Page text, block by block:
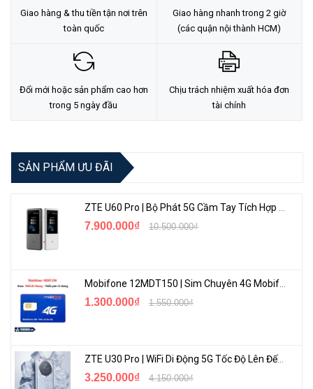
Thiết Kế Tinh Tế:
Với thiết kế hiện đại và tinh tế, công tắc
một công cụ điều khiển, nó còn là một phần của thiết kế thẩm
Dễ Dàng Sử Dụng:Với giao diện đơn giản và thân thiện với
về công nghệ.
Công tắc Aqara thông minh bản chữ nhật là một thiết bị không thể
thiếu trong hệ thống smarthome của bạn. Thay thế các công tắc
truyền thống trong nhà bạn để tạo nên hệ thống đèn chiếu sáng
dùng điều khiển đèn từ xa ngay trên điện thoại của mình, lên lịch và
hẹn giờ bật/tắt cho từng bóng đèn một cách tự động.
Giao hàng & thu tiền tận nơi trên
toàn quốc
Giao hàng nhanh trong 2 giờ
(các quận nội thành HCM)
Đổi mới hoặc sản phẩm cao hơn
trong 5 ngày đầu
Chịu trách nhiệm xuất hóa đơn
tài chính
SẢN PHẨM ƯU ĐÃI
ZTE U60 Pro | Bộ Phát 5G Cầm Tay Tích Hợp Công Nghệ WiFi 7, Pin 10000mAh
7.900.000₫ 10.500.000₫
1.300.000₫ 1.550.000₫
ZTE U30 Pro | WiFi Di Động 5G Tốc Độ Lên Đến 500Mbps, Màn Hình Cảm Ứng
3.250.000₫ 4.150.000₫